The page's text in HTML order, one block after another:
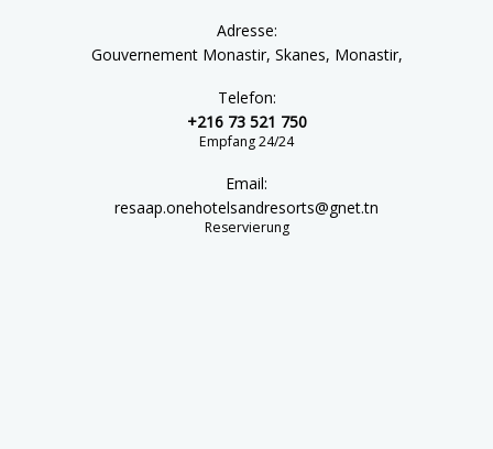
Adresse:
Gouvernement Monastir, Skanes, Monastir,
Telefon:
+216 73 521 750
Empfang 24/24
Email:
resaap.onehotelsandresorts@gnet.tn
Reservierung